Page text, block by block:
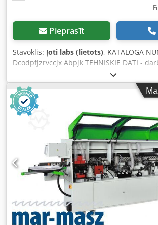
Pieprasīt
Stāvoklis: ļoti labs (lietots), KATALOGA
Dcodpfjzrvccjx Abpjk TEHNISKIE DATI -
300 mm - materiāla biezums: 10–35 mm -
materiāla garums: 270 mm - maksimālais
garums: bez ierobežojuma - maksimālais
90 m/min - padeves ātruma regulēšana
invertoru no vadības pults - griešanas
frēzes dzinēja jauda: 2x4 kW - frēzes
7500 apgr./min - padeves dzinēja jauda:
pneimatiskais augšējais un sānu
diametrs: 40 mm - iekšējās padeves
garumā, rullīšu konveijers - manuālā/
PLC vadības panelis ar skārienekrānu
saspiestā gaisa pieslēgums: 8 bar -
diametrs: 150 mm - izmēri (garums/
2550x1200x1400 mm - svars: 1100 kg
izgatavota Vācijā – DTR dokumentācija –